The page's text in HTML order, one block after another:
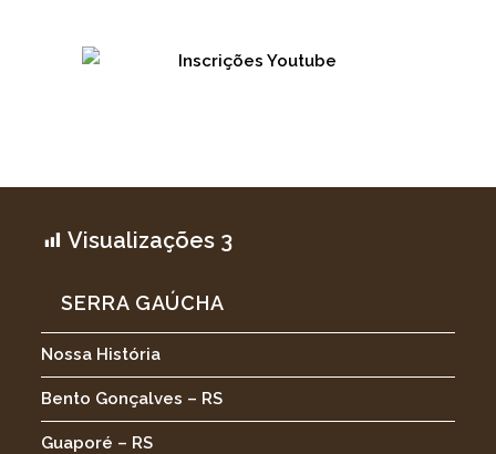
Visualizações 3
SERRA GAÚCHA
Nossa História
Bento Gonçalves – RS
Guaporé – RS